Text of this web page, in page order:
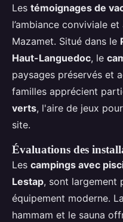
Les témoignages de
l’ambiance conviviale
Mazamet. Situé dans le
Haut-Languedoc, le
paysages préservés et
familles apprécient
verts, l'aire de jeux
site.
Évaluations des
Les campings avec
Lestap, sont largement
équipement moderne. La
hammam et le sauna